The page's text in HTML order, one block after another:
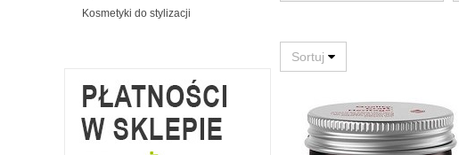
Kosmetyki do stylizacji